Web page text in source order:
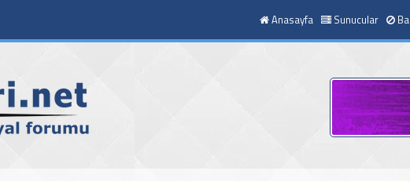
Anasayfa Sunucular